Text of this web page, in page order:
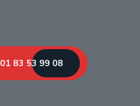
01 83 53 99 08